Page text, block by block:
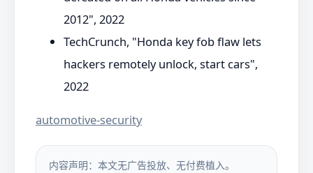
2012", 2022
TechCrunch, "Honda key fob flaw lets
hackers remotely unlock, start cars",
2022
automotive-security
内容声明：本文无广告投放、无付费植入。